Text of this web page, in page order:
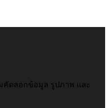
คัดลอกข้อมูล รูปภาพ และ